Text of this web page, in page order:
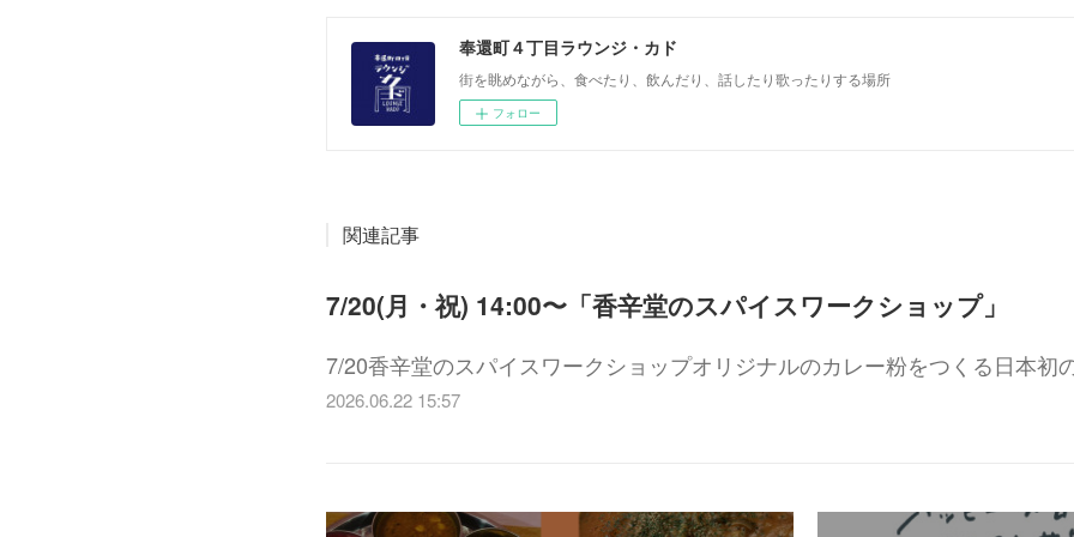
奉還町４丁目ラウンジ・カド
街を眺めながら、食べたり、飲んだり、話したり歌ったりする場所
フォロー
関連記事
7/20(月・祝) 14:00〜「香辛堂のスパイスワークショップ」
7/20香辛堂のスパイスワークショップオリジナルのカレー粉をつくる日本初
2026.06.22 15:57